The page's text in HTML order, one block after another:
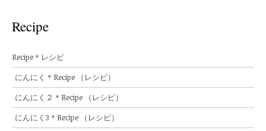
Recipe
Recipe＊レシピ
にんにく＊Recipe （レシピ）
にんにく２＊Recipe （レシピ）
にんにく3＊Recipe （レシピ）